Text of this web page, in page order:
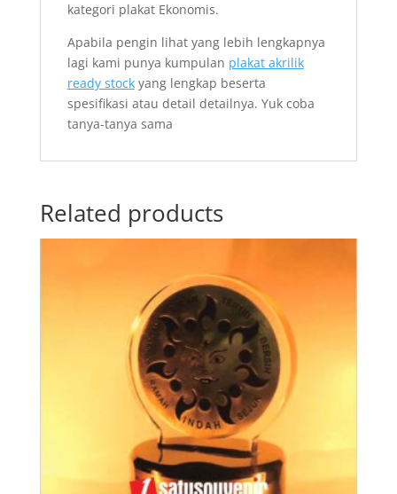
kategori plakat Ekonomis.
Apabila pengin lihat yang lebih lengkapnya
lagi kami punya kumpulan plakat akrilik
ready stockyang lengkap beserta
spesifikasi atau detail detailnya. Yuk coba
tanya-tanya sama
Related products